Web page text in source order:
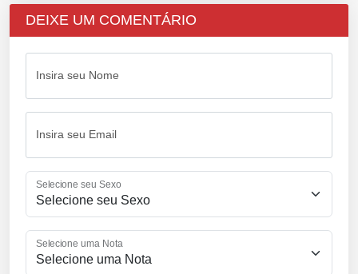
DEIXE UM COMENTÁRIO
Insira seu Nome
Insira seu Email
Selecione seu Sexo
Selecione uma Nota